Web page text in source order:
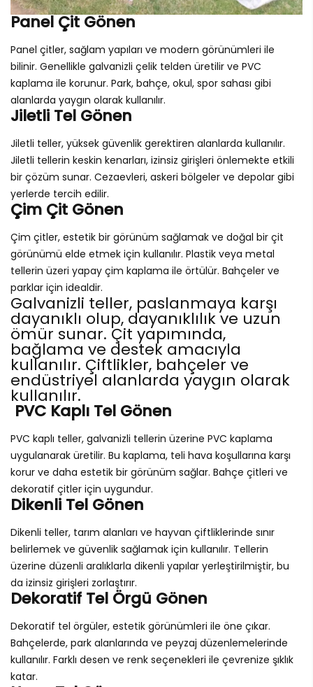
Panel Çit Gönen
Panel çitler, sağlam yapıları ve modern görünümleri ile
bilinir. Genellikle galvanizli çelik telden üretilir ve PVC
kaplama ile korunur. Park, bahçe, okul, spor sahası gibi
alanlarda yaygın olarak kullanılır.
Jiletli Tel Gönen
Jiletli teller, yüksek güvenlik gerektiren alanlarda kullanılır.
Jiletli tellerin keskin kenarları, izinsiz girişleri önlemekte etkili
bir çözüm sunar. Cezaevleri, askeri bölgeler ve depolar gibi
yerlerde tercih edilir.
Çim Çit Gönen
Çim çitler, estetik bir görünüm sağlamak ve doğal bir çit
görünümü elde etmek için kullanılır. Plastik veya metal
tellerin üzeri yapay çim kaplama ile örtülür. Bahçeler ve
parklar için idealdir.
Galvanizli teller, paslanmaya karşı
dayanıklı olup, dayanıklılık ve uzun
ömür sunar. Çit yapımında,
bağlama ve destek amacıyla
kullanılır. Çiftlikler, bahçeler ve
endüstriyel alanlarda yaygın olarak
kullanılır.
PVC Kaplı Tel Gönen
PVC kaplı teller, galvanizli tellerin üzerine PVC kaplama
uygulanarak üretilir. Bu kaplama, teli hava koşullarına karşı
korur ve daha estetik bir görünüm sağlar. Bahçe çitleri ve
dekoratif çitler için uygundur.
Dikenli Tel Gönen
Dikenli teller, tarım alanları ve hayvan çiftliklerinde sınır
belirlemek ve güvenlik sağlamak için kullanılır. Tellerin
üzerine düzenli aralıklarla dikenli yapılar yerleştirilmiştir, bu
da izinsiz girişleri zorlaştırır.
Dekoratif Tel Örgü Gönen
Dekoratif tel örgüler, estetik görünümleri ile öne çıkar.
Bahçelerde, park alanlarında ve peyzaj düzenlemelerinde
kullanılır. Farklı desen ve renk seçenekleri ile çevrenize şıklık
katar.